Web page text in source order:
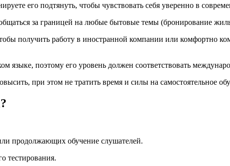
его подтянуть, чтобы чувствовать себя уверенно в
за границей на любые бытовые темы (бронирование
получить работу в иностранной компании или комфортно
языке, поэтому его уровень должен соответствовать
при этом не тратить время и силы на самостоятельное
продолжающих обучение слушателей.
тестирования.